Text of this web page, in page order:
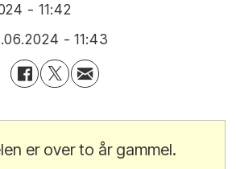
- 11:42
- 11:43
er over to år gammel.